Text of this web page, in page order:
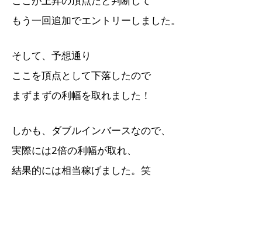
もう一回追加でエントリーしました。
そして、予想通り
ここを頂点として下落したので
まずまずの利幅を取れました！
しかも、ダブルインバースなので、
実際には2倍の利幅が取れ、
結果的には相当稼げました。笑